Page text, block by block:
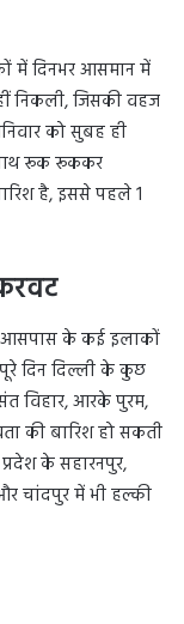
में दिनभर आसमान में
निकली, जिसकी वहज
को सुबह ही
रूक रूककर
है, इससे पहले 1
आसपास के कई इलाकों
दिन दिल्ली के कुछ
विहार, आरके पुरम,
की बारिश हो सकती
के सहारनपुर,
चांदपुर में भी हल्की